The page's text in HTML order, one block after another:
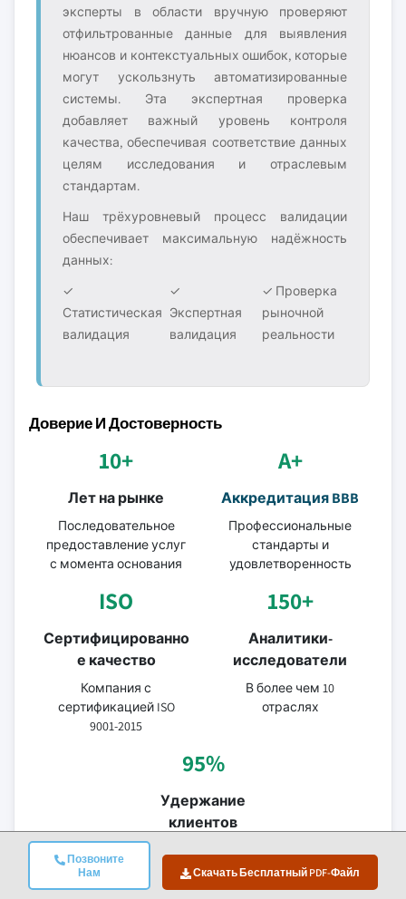
Позвоните
Нам
Скачать Бесплатный PDF-Файл
эксперты в области вручную проверяют
отфильтрованные данные для выявления
нюансов и контекстуальных ошибок, которые
могут ускользнуть автоматизированные
системы. Эта экспертная проверка
добавляет важный уровень контроля
качества, обеспечивая соответствие данных
целям исследования и отраслевым
стандартам.
Наш трёхуровневый процесс валидации
обеспечивает максимальную надёжность
данных:
✓
Статистическая
валидация
✓
Экспертная
валидация
✓ Проверка
рыночной
реальности
Доверие И Достоверность
10+
Лет на рынке
Последовательное
предоставление услуг
с момента основания
A+
Аккредитация BBB
Профессиональные
стандарты и
удовлетворенность
ISO
Сертифицированно
е качество
Компания с
сертификацией ISO
9001-2015
150+
Аналитики-
исследователи
В более чем 10
отраслях
95%
Удержание
клиентов
Ценность 5-летних
отношений